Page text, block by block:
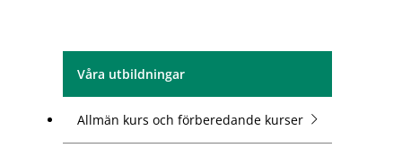
Våra utbildningar
Allmän kurs och förberedande kurser